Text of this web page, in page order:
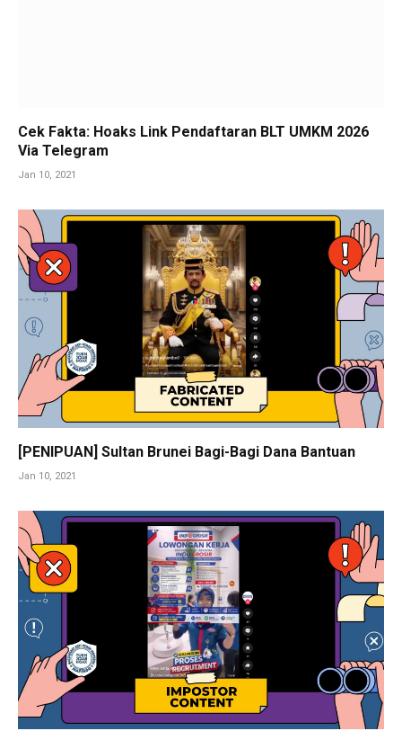
Cek Fakta: Hoaks Link Pendaftaran BLT UMKM 2026
Via Telegram
Jan 10, 2021
[PENIPUAN] Sultan Brunei Bagi-Bagi Dana Bantuan
Jan 10, 2021